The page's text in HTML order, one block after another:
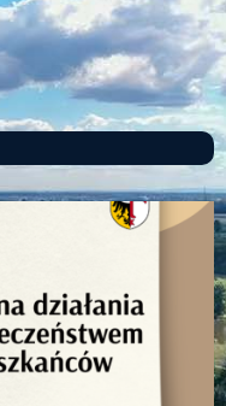
dla seniorów!